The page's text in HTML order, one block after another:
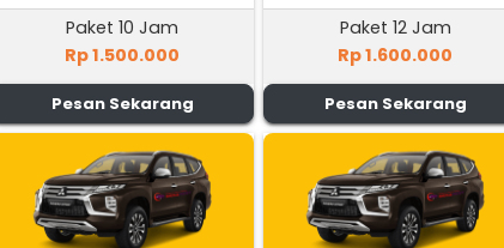
Paket 10 Jam
Rp 1.500.000
Pesan Sekarang
Paket 12 Jam
Rp 1.600.000
Pesan Sekarang